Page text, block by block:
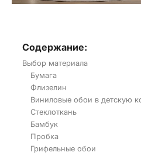
Содержание:
Выбор материала
Бумага
Флизелин
Виниловые обои в детскую
Стеклоткань
Бамбук
Пробка
Грифельные обои